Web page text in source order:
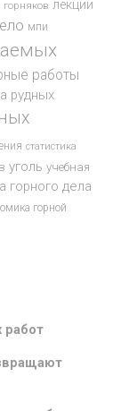
горняков лекции
мпи
работы
рудных
статистика
уголь учебная
горного дела
горной
работ